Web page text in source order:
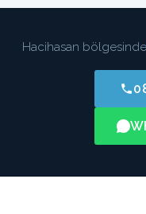
Hacihasan bölgesinde